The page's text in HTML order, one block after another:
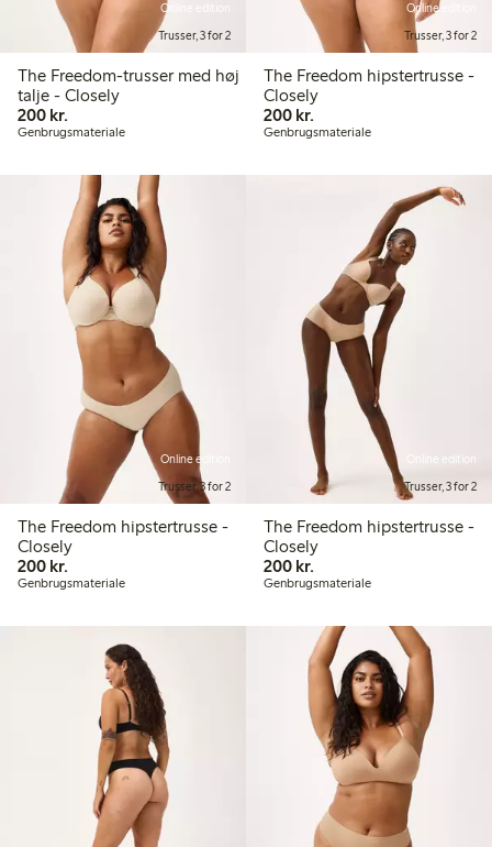
Online edition
Trusser, 3 for 2
The Freedom-trusser med høj
talje - Closely
200 kr.
Genbrugsmateriale
Online edition
Trusser, 3 for 2
The Freedom hipstertrusse -
Closely
200 kr.200,00 kr.
Genbrugsmateriale
Online edition
Trusser, 3 for 2
The Freedom hipstertrusse -
Closely
200 kr.
Genbrugsmateriale
Online edition
Trusser, 3 for 2
The Freedom hipstertrusse -
Closely
200 kr.200,00 kr.
Genbrugsmateriale